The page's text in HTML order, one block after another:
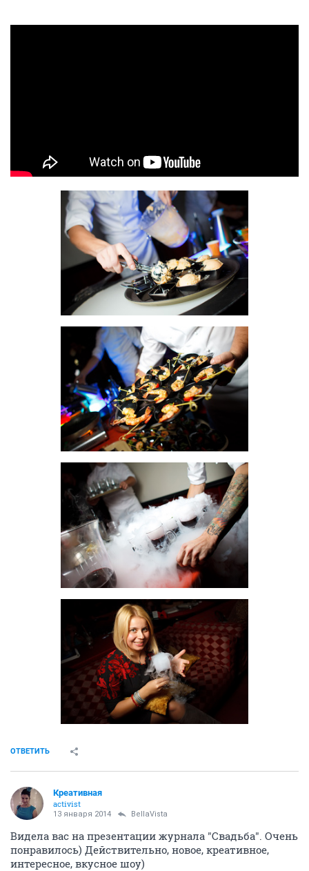
ОТВЕТИТЬ
Креативная
activist
13 января 2014 BellaVista
Видела вас на презентации журнала "Свадьба". Очень
понравилось) Действительно, новое, креативное,
интересное, вкусное шоу)